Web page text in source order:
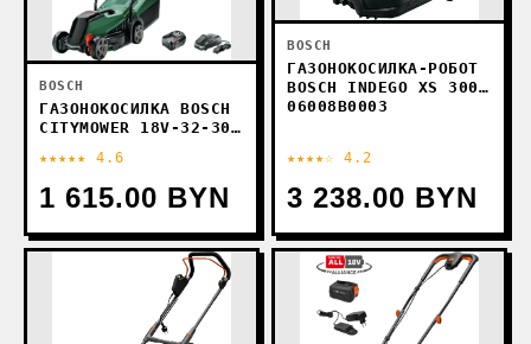
BOSCH
ГАЗОНОКОСИЛКА BOSCH
CITYMOWER 18V-32-300
АКБ)
★★★★★ 4.6
1 615.00 BYN
BOSCH
ГАЗОНОКОСИЛКА-РОБОТ
BOSCH INDEGO XS 300
06008B0003
★★★★☆ 4.2
3 238.00 BYN